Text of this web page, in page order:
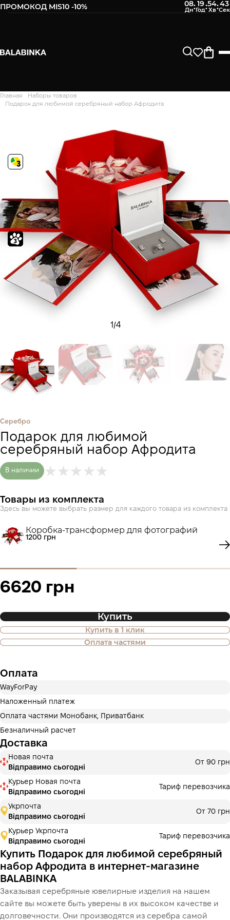
ПРОМОКОД MIS10 -10% 08:19:54:42
Главная
Наборы товаров
Подарок для любимой серебряный набор Афродита
1 /4
Серебро
Подарок для любимой
серебряный набор Афродита
В наличии
Товары из комплекта
Здесь вы можете выбрать размер для каждого товара из комплекта
Коробка-трансформер для фотографий
1200 грн
6620 грн
Купить
Купить в 1 клик
Оплата частями
Также доступна покупка товара в
оплату частями
Оплату можно разделить на 2 или 3 платежа. Без
дополнительных комиссий для покупателей.
3 месяцы
Оплата частями МоноБанк
Оплату можно разделить на 2 или 3 платежа. Без
дополнительных комиссий для покупателей.
Количество платежей выбирается на шаге оплаты в
3 месяцых2 206.67 ₴
Це ще не оформлення кредитного договору. Ви просто
переходите до наступного кроку.
Купить
Оплата
WayForPay
Наложенный платеж
Оплата частями Монобанк, Приватбанк
Безналичный расчет
Доставка
Новая почта
Відправимо сьогодні
От 90 грн
Курьер Новая почта
Відправимо сьогодні
Тариф перевозчика
Укрпочта
Відправимо сьогодні
От 70 грн
Курьер Укрпочта
Відправимо сьогодні
Тариф перевозчика
Купить Подарок для любимой серебряный
набор Афродита в интернет-магазине
BALABINKA
Заказывая серебряные ювелирные изделия на нашем
сайте вы можете быть уверены в их высоком качестве и
долговечности. Они производятся из серебра самой
Дякуємо. Ваш відгук
відправлено на модерацію